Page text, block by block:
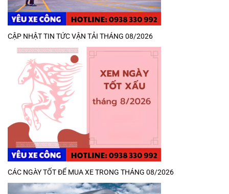
CẬP NHẬT TIN TỨC VẬN TẢI THÁNG 08/2026
CÁC NGÀY TỐT ĐỂ MUA XE TRONG THÁNG 08/2026